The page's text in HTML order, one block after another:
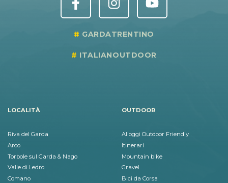
GARDATRENTINO
ITALIANOUTDOOR
LOCALITÀ
Riva del Garda
Arco
Torbole sul Garda & Nago
Valle di Ledro
Comano
OUTDOOR
Alloggi Outdoor Friendly
Itinerari
Mountain bike
Gravel
Bici da Corsa